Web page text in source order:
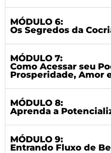
MÓDULO 6:
Os Segredos da
MÓDULO 7:
Como Acessar seu
Prosperidade, Amor
MÓDULO 8:
Aprenda a
MÓDULO 9:
Entrando Fluxo de